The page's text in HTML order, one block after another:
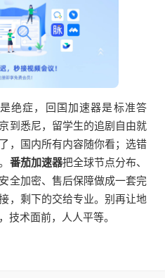
绝症，回国加速器是标准答
到悉尼，留学生的追剧自由就
，国内所有内容随你看；选错
番茄加速器把全球节点分布、
全加密、售后保障做成一套完
，剩下的交给专业。别再让地
技术面前，人人平等。